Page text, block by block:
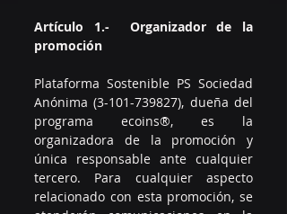
Artículo 1.-  Organizador de la
promoción
Plataforma Sostenible PS Sociedad
Anónima (3-101-739827), dueña del
programa ecoins®, es la
organizadora de la promoción y
única responsable ante cualquier
tercero. Para cualquier aspecto
relacionado con esta promoción, se